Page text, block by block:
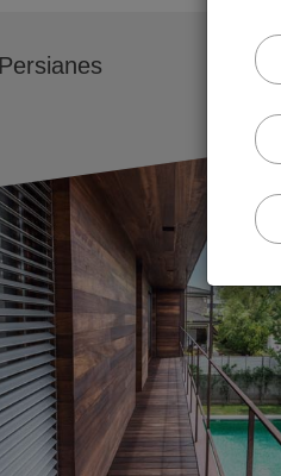
Persianes